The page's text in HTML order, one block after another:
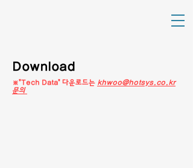
Download
※"Tech Data" 다운로드는 khwoo@hotsys.co.kr
문의